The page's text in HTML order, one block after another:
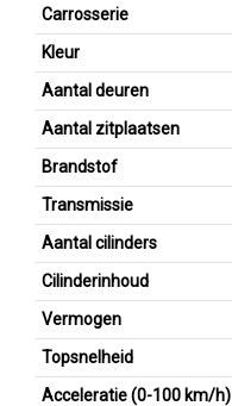
Carrosserie
Kleur
Aantal deuren
Aantal zitplaatsen
Brandstof
Transmissie
Aantal cilinders
Cilinderinhoud
Vermogen
Topsnelheid
Acceleratie (0-100 km/h)